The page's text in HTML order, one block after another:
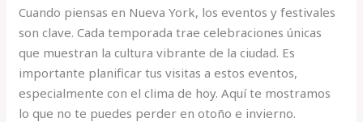
Cuando piensas en Nueva York, los eventos y festivales
son clave. Cada temporada trae celebraciones únicas
que muestran la cultura vibrante de la ciudad. Es
importante planificar tus visitas a estos eventos,
especialmente con el clima de hoy. Aquí te mostramos
lo que no te puedes perder en otoño e invierno.